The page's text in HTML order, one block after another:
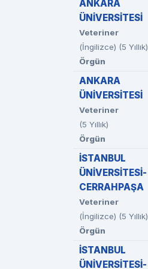
ANKARA
ÜNİVERSİTESİ
Veteriner
(İngilizce) (5 Yıllık)
Örgün
ANKARA
ÜNİVERSİTESİ
Veteriner
(5 Yıllık)
Örgün
İSTANBUL
ÜNİVERSİTESİ-
CERRAHPAŞA
Veteriner
(İngilizce) (5 Yıllık)
Örgün
İSTANBUL
ÜNİVERSİTESİ-